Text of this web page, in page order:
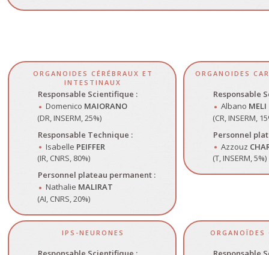
ORGANOIDES CÉRÉBRAUX ET
INTESTINAUX
Responsable Scientifique :
Domenico MAIORANO
(DR, INSERM, 25%)
Responsable Technique :
Isabelle PEIFFER
(IR, CNRS, 80%)
Personnel plateau permanent :
Nathalie MALIRAT
(AI, CNRS, 20%)
ORGANOIDES
Responsable
Albano MELI
(CR, INSERM,
Personnel
Azzouz
(T, INSERM, 5%)
IPS-NEURONES ORGANOÏDES